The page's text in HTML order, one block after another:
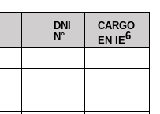
DNI
N°
CARGO
EN IE6